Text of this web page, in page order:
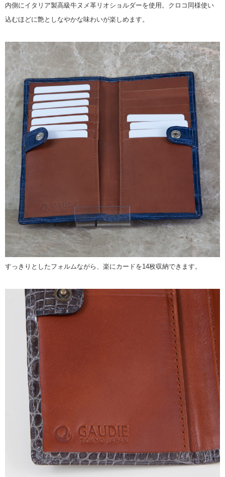
内側にイタリア製高級牛ヌメ革リオショルダーを使用。クロコ同様使い
込むほどに艶としなやかな味わいが楽しめます。
すっきりとしたフォルムながら、楽にカードを14枚収納できます。